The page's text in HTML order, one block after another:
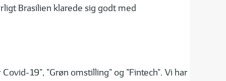
Brasilien klarede sig godt med
19”, ”Grøn omstilling” og ”Fintech”. Vi har